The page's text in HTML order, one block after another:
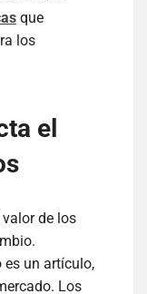
que
los
el
de los
es un artículo,
Los